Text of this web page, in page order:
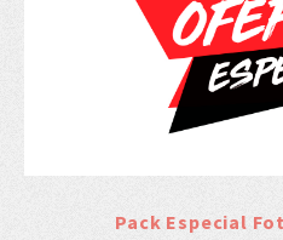
Pack Especial